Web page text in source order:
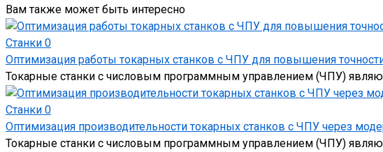
Вам также может быть интересно
Станки 0
Оптимизация работы токарных станков с ЧПУ для повышения
Токарные станки с числовым программным управлением (ЧПУ)
Станки 0
Оптимизация производительности токарных станков с ЧПУ через
Токарные станки с числовым программным управлением (ЧПУ)